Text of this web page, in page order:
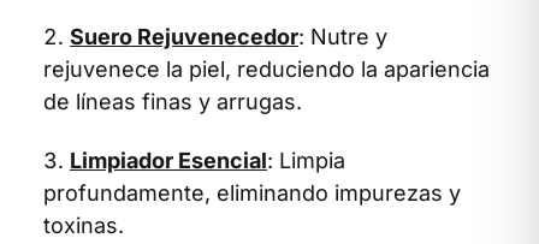
Suero Rejuvenecedor: Nutre y
rejuvenece la piel, reduciendo la apariencia
de líneas finas y arrugas.
Limpiador Esencial: Limpia
profundamente, eliminando impurezas y
toxinas.